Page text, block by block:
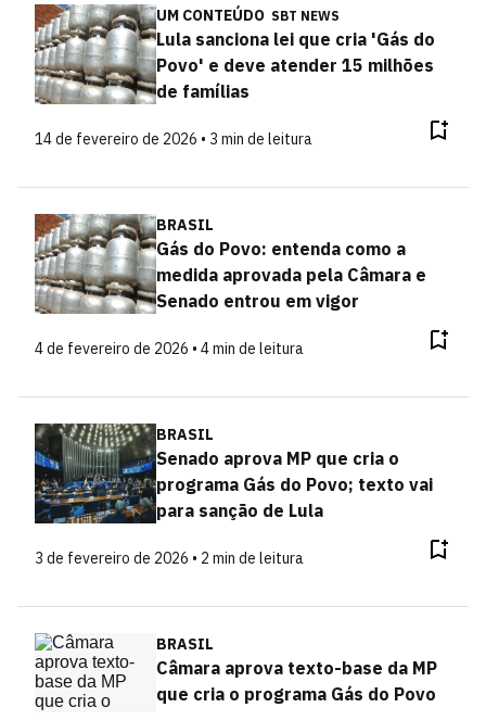
UM CONTEÚDO SBT NEWS
Lula sanciona lei que cria 'Gás do
Povo' e deve atender 15 milhões
de famílias
14 de fevereiro de 2026 • 3 min de leitura
BRASIL
Gás do Povo: entenda como a
medida aprovada pela Câmara e
Senado entrou em vigor
4 de fevereiro de 2026 • 4 min de leitura
BRASIL
Senado aprova MP que cria o
programa Gás do Povo; texto vai
para sanção de Lula
3 de fevereiro de 2026 • 2 min de leitura
BRASIL
Câmara aprova texto-base da MP
que cria o programa Gás do Povo